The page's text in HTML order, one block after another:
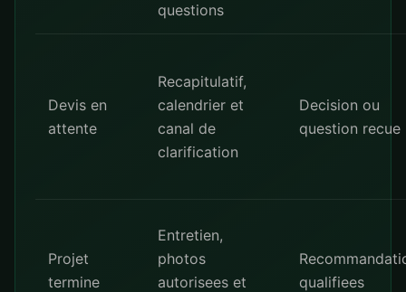
questions
Devis en
attente
Recapitulatif,
calendrier et
canal de
clarification
Decision ou
question recue
Projet
termine
Entretien,
photos
autorisees et
qualifiees